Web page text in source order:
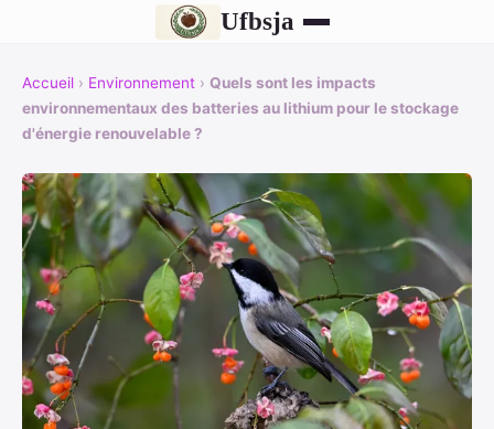
Ufbsja
Accueil › Environnement › Quels sont les impacts
environnementaux des batteries au lithium pour le stockage
d'énergie renouvelable ?